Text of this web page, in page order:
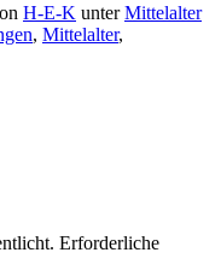
H-E-K unterMittelalter
, Mittelalter,
Erforderliche